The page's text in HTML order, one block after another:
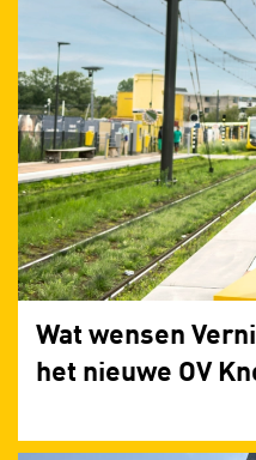
Wat wensen
het nieuwe OV